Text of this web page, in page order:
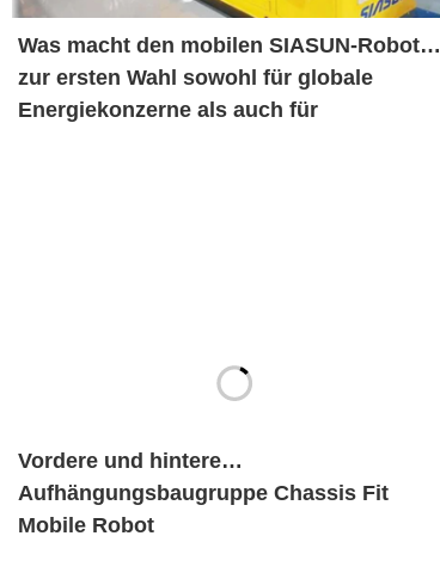
Was macht den mobilen SIASUN-Roboter
zur ersten Wahl sowohl für globale
Energiekonzerne als auch für
Vordere und hintere
Aufhängungsbaugruppe Chassis Fit
Mobile Robot